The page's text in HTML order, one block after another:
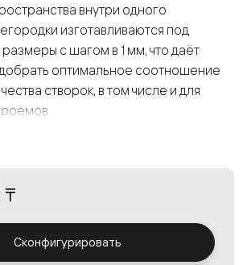
внутри одного
изготавливаются под
с шагом в 1 мм, что даёт
оптимальное соотношение
створок, в том числе и для
из стекла с различными
и варьировать освещённость.
₸
Сконфигурировать